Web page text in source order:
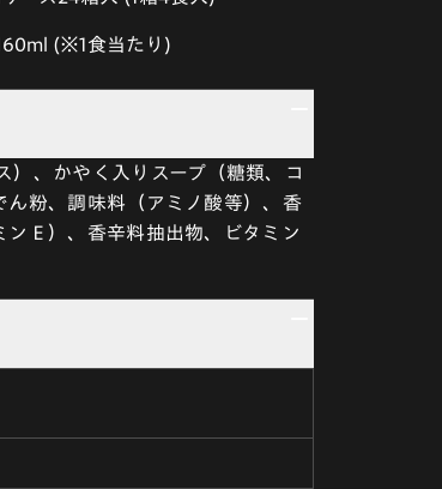
(※1食当たり)
、かやく入りスープ（糖類、コ
ん粉、調味料（アミノ酸等）、香
Ｅ）、香辛料抽出物、ビタミン